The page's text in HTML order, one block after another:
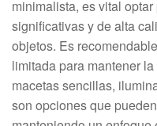
minimalista, es vital
significativas y de alta
objetos. Es
limitada para mantener
macetas sencillas,
son opciones que